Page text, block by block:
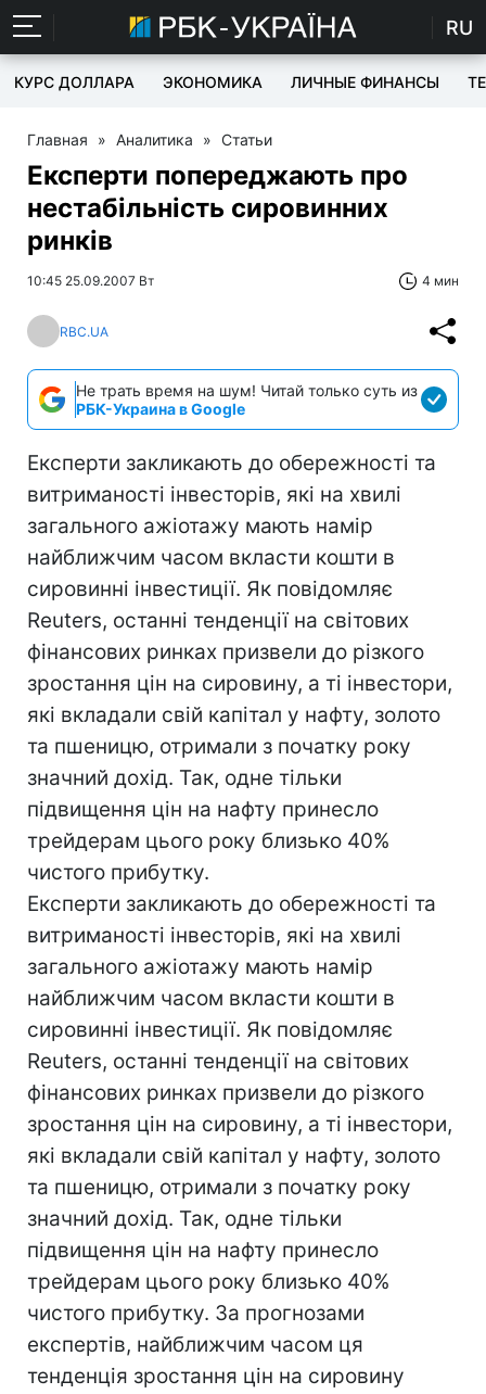
RU
КУРС ДОЛЛАРА ЭКОНОМИКА ЛИЧНЫЕ ФИНАНСЫ
Главная » Аналитика » Статьи
Експерти попереджають про
нестабільність сировинних
ринків
10:45 25.09.2007 Вт 4 мин
RBC.UA
Не трать время на шум! Читай только суть из
РБК-Украина в Google
Експерти закликають до обережності та
витриманості інвесторів, які на хвилі
загального ажіотажу мають намір
найближчим часом вкласти кошти в
сировинні інвестиції. Як повідомляє
Reuters, останні тенденції на світових
фінансових ринках призвели до різкого
зростання цін на сировину, а ті інвестори,
які вкладали свій капітал у нафту, золото
та пшеницю, отримали з початку року
значний дохід. Так, одне тільки
підвищення цін на нафту принесло
трейдерам цього року близько 40%
чистого прибутку.
Експерти закликають до обережності та
витриманості інвесторів, які на хвилі
загального ажіотажу мають намір
найближчим часом вкласти кошти в
сировинні інвестиції. Як повідомляє
Reuters, останні тенденції на світових
фінансових ринках призвели до різкого
зростання цін на сировину, а ті інвестори,
які вкладали свій капітал у нафту, золото
та пшеницю, отримали з початку року
значний дохід. Так, одне тільки
підвищення цін на нафту принесло
трейдерам цього року близько 40%
чистого прибутку. За прогнозами
експертів, найближчим часом ця
тенденція зростання цін на сировину